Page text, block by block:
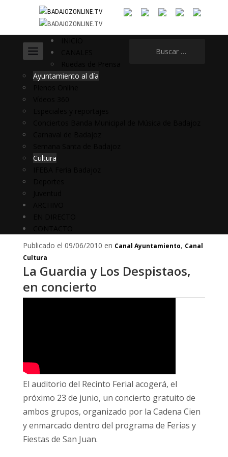
Ayuntamiento al día
Cultura
Publicado el 09/06/2010 en Canal Ayuntamiento, Canal
Cultura
La Guardia y Los Despistaos,
en concierto
El auditorio del Recinto Ferial acogerá, el
próximo 23 de junio, un concierto gratuito de
ambos grupos, organizado por la Cadena Cien
y enmarcado dentro del programa de Ferias y
Fiestas de San Juan.